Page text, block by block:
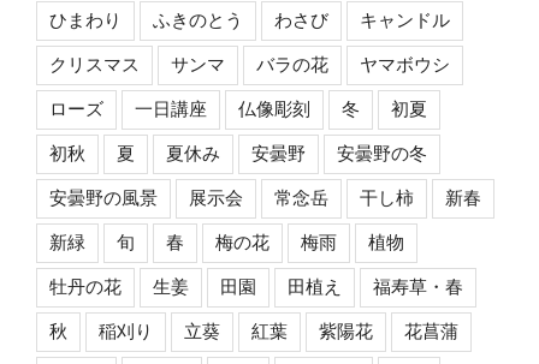
ひまわり ふきのとう わさび キャンドル
クリスマス サンマ バラの花 ヤマボウシ
ローズ 一日講座 仏像彫刻 冬 初夏
初秋 夏 夏休み 安曇野 安曇野の冬
安曇野の風景 展示会 常念岳 干し柿 新春
新緑 旬 春 梅の花 梅雨 植物
牡丹の花 生姜 田園 田植え 福寿草・春
秋 稲刈り 立葵 紅葉 紫陽花 花菖蒲